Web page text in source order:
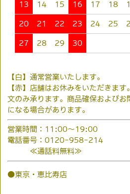
13 14 15 16 17 18
20 21 22 23 24 25
27 28 29 30
【白】通常営業いたします。
【赤】店舗はお休みをいただきま
文のみ承ります。商品確保およびお
になる場合があります。
営業時間：11:00～19:00
電話番号：0120-958-214
≪通話料無料≫
●東京・恵比寿店